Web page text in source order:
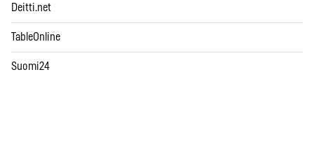
Deitti.net
TableOnline
Suomi24